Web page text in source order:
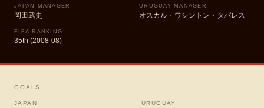
JAPAN MANAGER
岡田武史
URUGUAY MANAGER
オスカル・ワシントン・タバレス
FIFA RANKING
35th (2008-08)
GOALS
JAPAN URUGUAY